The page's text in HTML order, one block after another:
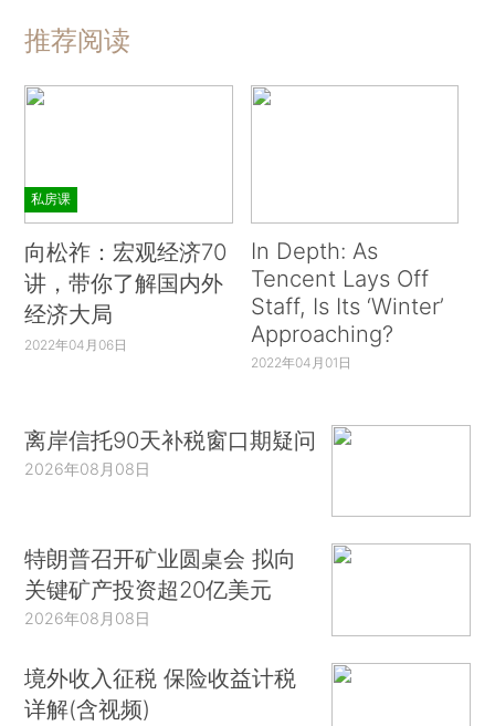
推荐阅读
私房课
向松祚：宏观经济70
讲，带你了解国内外
经济大局
2022年04月06日
In Depth: As
Tencent Lays Off
Staff, Is Its ‘Winter’
Approaching?
2022年04月01日
离岸信托90天补税窗口期疑问
2026年08月08日
特朗普召开矿业圆桌会 拟向
关键矿产投资超20亿美元
2026年08月08日
境外收入征税 保险收益计税
详解(含视频)